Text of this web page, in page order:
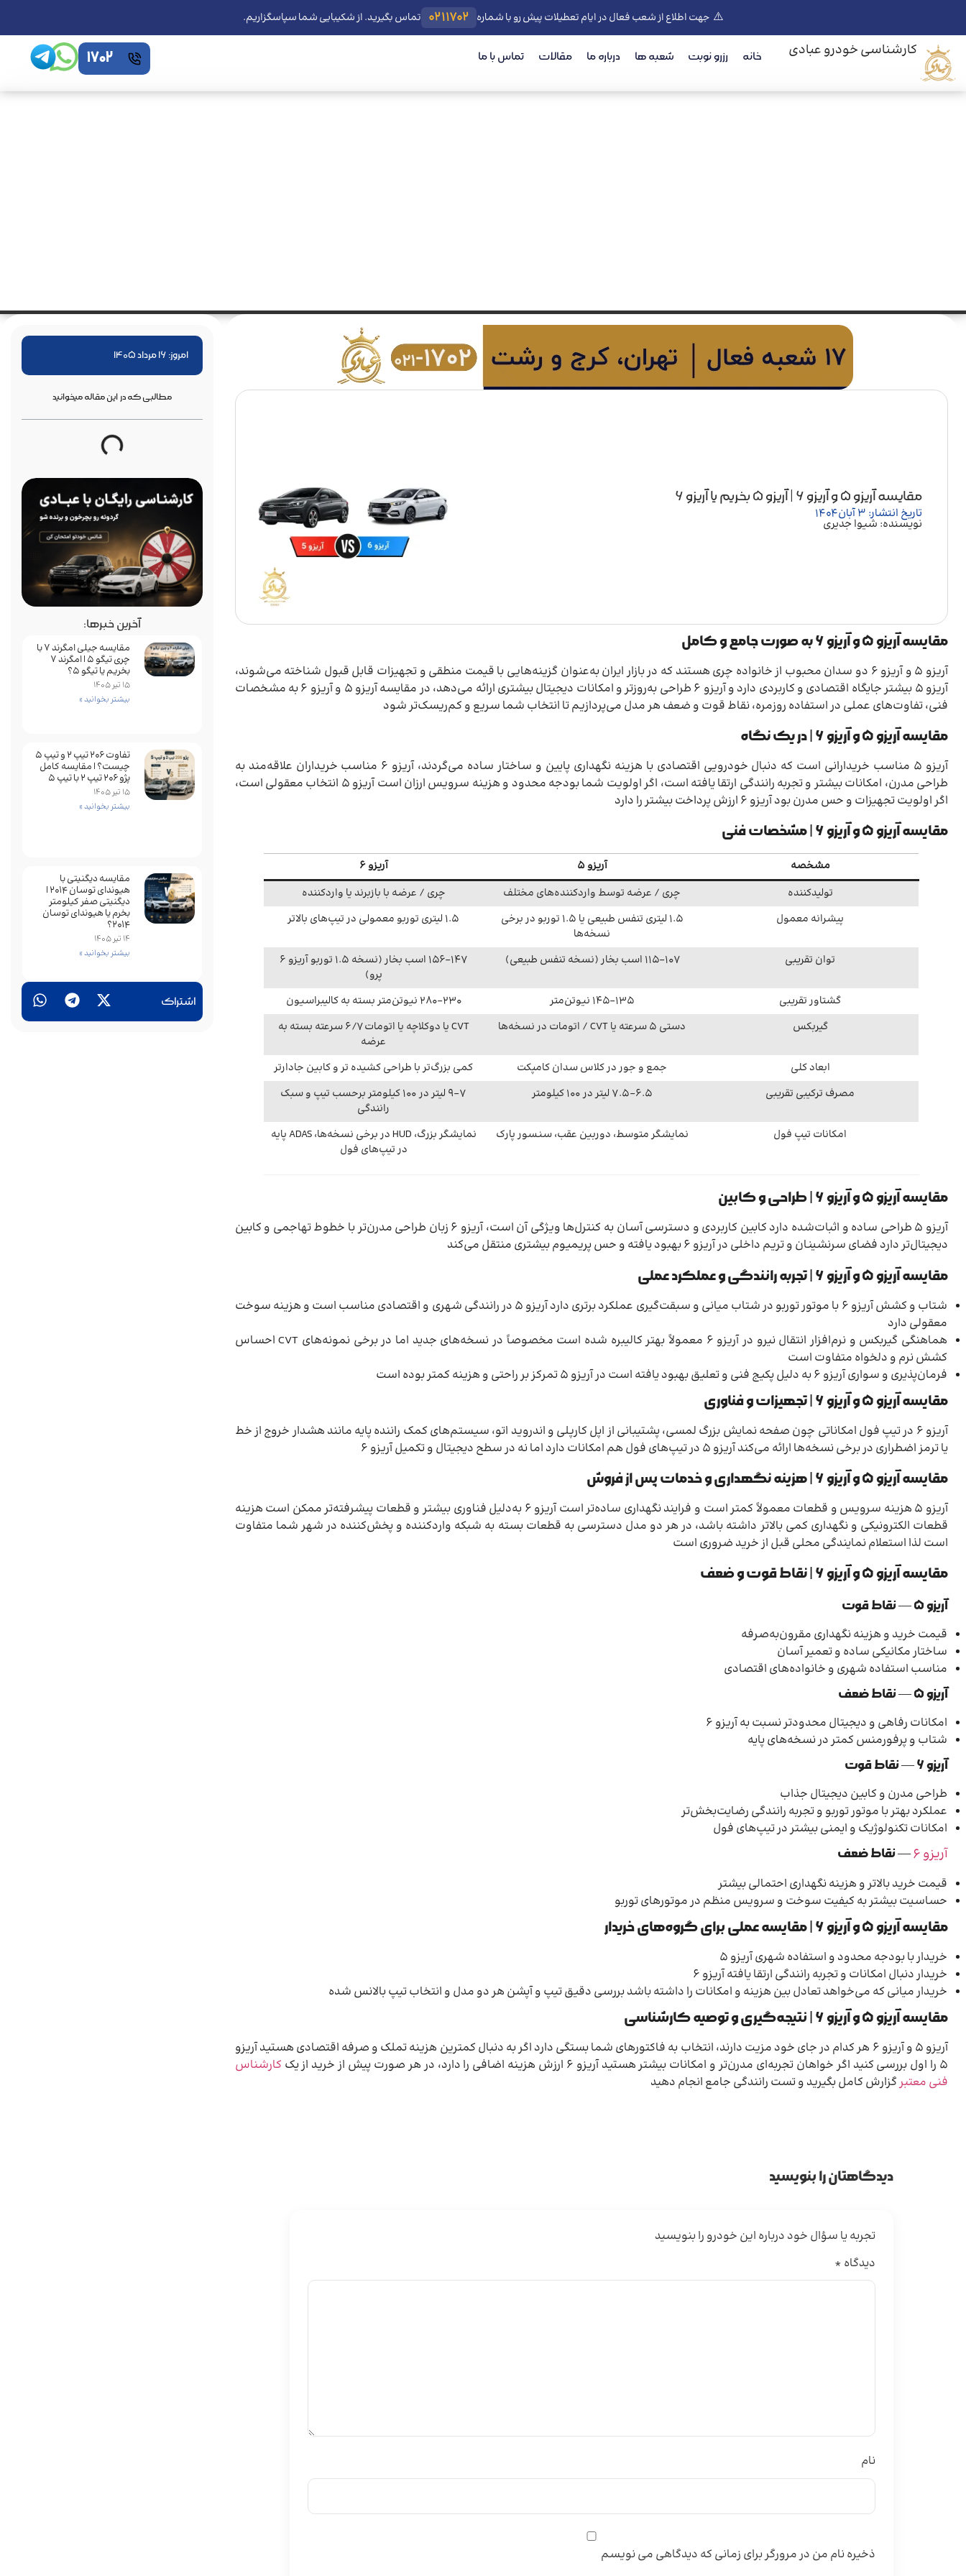
⚠️ جهت اطلاع از شعب فعال در ایام تعطیلات پیش رو با شماره 0211702 تماس بگیرید. از شکیبایی شما سپاسگزاریم.
کارشناسی خودرو عبادی خانه رزرو نوبت شعبه ها درباره ما مقالات تماس با ما 1702
مقایسه آریزو ۵ و آریزو ۶ | آریزو 5 بخریم یا آریزو 6
تاریخ انتشار: 3 آبان 1404
نویسنده: شیوا جدیری
مقایسه آریزو ۵ و آریزو ۶ به صورت جامع و کامل
آریزو ۵ و آریزو ۶ دو سدان محبوب از خانواده چری هستند که در بازار ایران به‌عنوان گزینه‌هایی با قیمت منطقی و تجهیزات قابل قبول شناخته می‌شوند،
آریزو ۵ بیشتر جایگاه اقتصادی و کاربردی دارد و آریزو ۶ طراحی به‌روزتر و امکانات دیجیتال بیشتری ارائه می‌دهد، در مقایسه آریزو ۵ و آریزو ۶ به مشخصات
فنی، تفاوت‌های عملی در استفاده روزمره، نقاط قوت و ضعف هر مدل می‌پردازیم تا انتخاب شما سریع و کم‌ریسک‌تر شود
مقایسه آریزو ۵ و آریزو ۶ | در یک نگاه
آریزو ۵ مناسب خریدارانی است که دنبال خودرویی اقتصادی با هزینه نگهداری پایین و ساختار ساده می‌گردند، آریزو ۶ مناسب خریداران علاقه‌مند به
طراحی مدرن، امکانات بیشتر و تجربه رانندگی ارتقا یافته است، اگر اولویت شما بودجه محدود و هزینه سرویس ارزان است آریزو ۵ انتخاب معقولی است،
اگر اولویت تجهیزات و حس مدرن بود آریزو ۶ ارزش پرداخت بیشتر را دارد
مقایسه آریزو ۵ و آریزو ۶ | مشخصات فنی
مشخصه آریزو ۵
آریزو ۶
تولیدکننده
چری / عرضه توسط واردکننده‌های مختلف
چری / عرضه با بازبرند یا واردکننده
پیشرانه معمول
1.5 لیتری تنفس طبیعی یا 1.5 توربو در برخی
نسخه‌ها
1.5 لیتری توربو معمولی در تیپ‌های بالاتر
توان تقریبی 107–115 اسب بخار (نسخه تنفس طبیعی)
147–156 اسب بخار (نسخه 1.5 توربو آریزو 6
پرو)
گشتاور تقریبی
135–145 نیوتن‌متر
230–280 نیوتن‌متر بسته به کالیبراسیون
گیربکس
دستی 5 سرعته یا CVT / اتومات در نسخه‌ها
CVT یا دوکلاچه یا اتومات 6/7 سرعته بسته به
عرضه
ابعاد کلی
جمع و جور در کلاس سدان کامپکت
کمی بزرگ‌تر با طراحی کشیده تر و کابین جادارتر
مصرف ترکیبی تقریبی
6.5–7.5 لیتر در 100 کیلومتر
7–9 لیتر در 100 کیلومتر برحسب تیپ و سبک
رانندگی
امکانات تیپ فول
نمایشگر متوسط، دوربین عقب، سنسور پارک
نمایشگر بزرگ، HUD در برخی نسخه‌ها، ADAS پایه
در تیپ‌های فول
مقایسه آریزو ۵ و آریزو ۶ | طراحی و کابین
آریزو ۵ طراحی ساده و اثبات‌شده دارد کابین کاربردی و دسترسی آسان به کنترل‌ها ویژگی آن است، آریزو ۶ زبان طراحی مدرن‌تر با خطوط تهاجمی و کابین
دیجیتال‌تر دارد فضای سرنشینان و تریم داخلی در آریزو ۶ بهبود یافته و حس پریمیوم بیشتری منتقل می‌کند
مقایسه آریزو ۵ و آریزو ۶ | تجربه رانندگی و عملکرد عملی
شتاب و کشش آریزو ۶ با موتور توربو در شتاب میانی و سبقت‌گیری عملکرد برتری دارد آریزو ۵ در رانندگی شهری و اقتصادی مناسب است و هزینه سوخت
معقولی دارد
هماهنگی گیربکس و نرم‌افزار انتقال نیرو در آریزو ۶ معمولاً بهتر کالیبره شده است مخصوصاً در نسخه‌های جدید اما در برخی نمونه‌های CVT احساس
کشش نرم و دلخواه متفاوت است
فرمان‌پذیری و سواری آریزو ۶ به دلیل پکیج فنی و تعلیق بهبود یافته است در آریزو ۵ تمرکز بر راحتی و هزینه کمتر بوده است
مقایسه آریزو ۵ و آریزو ۶ | تجهیزات و فناوری
آریزو ۶ در تیپ فول امکاناتی چون صفحه نمایش بزرگ لمسی، پشتیبانی از اپل کارپلی و اندروید اتو، سیستم‌های کمک راننده پایه مانند هشدار خروج از خط
یا ترمز اضطراری در برخی نسخه‌ها ارائه می‌کند آریزو ۵ در تیپ‌های فول هم امکانات دارد اما نه در سطح دیجیتال و تکمیل آریزو ۶
مقایسه آریزو ۵ و آریزو ۶ | هزینه نگهداری و خدمات پس از فروش
آریزو ۵ هزینه سرویس و قطعات معمولاً کمتر است و فرایند نگهداری ساده‌تر است آریزو ۶ به‌دلیل فناوری بیشتر و قطعات پیشرفته‌تر ممکن است هزینه
قطعات الکترونیکی و نگهداری کمی بالاتر داشته باشد، در هر دو مدل دسترسی به قطعات بسته به شبکه واردکننده و پخش‌کننده در شهر شما متفاوت
است لذا استعلام نمایندگی محلی قبل از خرید ضروری است
مقایسه آریزو ۵ و آریزو ۶ | نقاط قوت و ضعف
آریزو ۵ — نقاط قوت
قیمت خرید و هزینه نگهداری مقرون‌به‌صرفه
ساختار مکانیکی ساده و تعمیر آسان
مناسب استفاده شهری و خانواده‌های اقتصادی
آریزو ۵ — نقاط ضعف
امکانات رفاهی و دیجیتال محدودتر نسبت به آریزو ۶
شتاب و پرفورمنس کمتر در نسخه‌های پایه
آریزو ۶ — نقاط قوت
طراحی مدرن و کابین دیجیتال جذاب
عملکرد بهتر با موتور توربو و تجربه رانندگی رضایت‌بخش‌تر
امکانات تکنولوژیک و ایمنی بیشتر در تیپ‌های فول
آریزو ۶ — نقاط ضعف
قیمت خرید بالاتر و هزینه نگهداری احتمالی بیشتر
حساسیت بیشتر به کیفیت سوخت و سرویس منظم در موتورهای توربو
مقایسه آریزو ۵ و آریزو ۶ | مقایسه عملی برای گروه‌های خریدار
خریدار با بودجه محدود و استفاده شهری آریزو ۵
خریدار دنبال امکانات و تجربه رانندگی ارتقا یافته آریزو ۶
خریدار میانی که می‌خواهد تعادل بین هزینه و امکانات را داشته باشد بررسی دقیق تیپ و آپشن هر دو مدل و انتخاب تیپ بالانس شده
مقایسه آریزو ۵ و آریزو ۶ | نتیجه‌گیری و توصیه کارشناسی
آریزو ۵ و آریزو ۶ هر کدام در جای خود مزیت دارند، انتخاب به فاکتورهای شما بستگی دارد اگر به دنبال کمترین هزینه تملک و صرفه اقتصادی هستید آریزو
۵ را اول بررسی کنید اگر خواهان تجربه‌ای مدرن‌تر و امکانات بیشتر هستید آریزو ۶ ارزش هزینه اضافی را دارد، در هر صورت پیش از خرید از یک
کارشناس
فنی معتبرگزارش کامل بگیرید و تست رانندگی جامع انجام دهید
دیدگاهتان را بنویسید
تجربه یا سؤال خود درباره این خودرو را بنویسید
دیدگاه *
نام
ذخیره نام من در مرورگر برای زمانی که دیدگاهی می نویسم
اشتراک
امروز: 16 مرداد 1405
آخرین خبرها:
مقایسه جیلی امگرند 7 با
چری تیگو 5 | امگرند 7
بخریم یا تیگو 5؟
15 تیر 1405
بیشتر بخوانید »
تفاوت ۲۰۶ تیپ ۲ و تیپ ۵
چیست؟ | مقایسه کامل
پژو ۲۰۶ تیپ ۲ با تیپ ۵
15 تیر 1405
بیشتر بخوانید »
مقایسه دیگنیتی با
هیوندای توسان 2014 |
دیگنیتی صفر کیلومتر
بخرم یا هیوندای توسان
2014؟
14 تیر 1405
بیشتر بخوانید »
مطالبی که در این مقاله میخوانید